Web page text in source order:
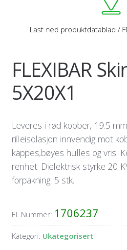
Last ned produktdatablad /
FLEXIBAR
5X20X1
Leveres i rød kobber, 19.5
rilleisolasjon innvendig mot
kappes,bøyes hulles og vris.
renhet. Dielektrisk styrke 20
forpakning: 5 stk.
EL Nummer: 1706237
Kategori: Ukategorisert